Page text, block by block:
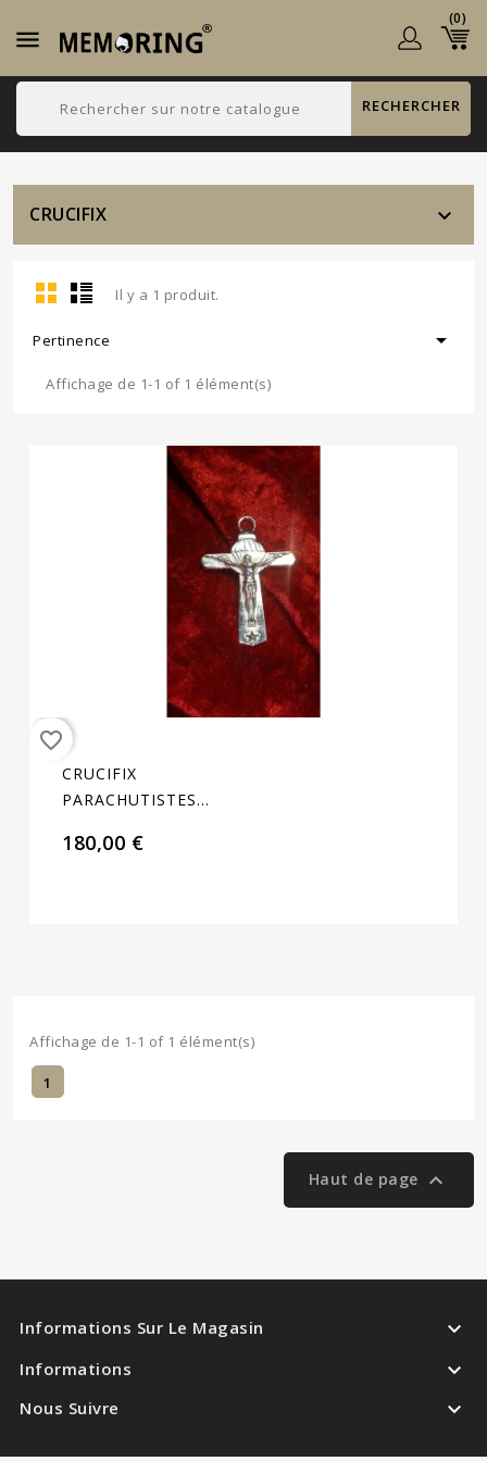

(0)
RECHERCHER
CRUCIFIX 
Il y a 1 produit.
Pertinence 
Affichage de 1-1 of 1 élément(s)
favorite_border
CRUCIFIX
PARACHUTISTES
BASE
180,00 €
Affichage de 1-1 of 1 élément(s)
1
Haut de page 
Informations Sur Le Magasin 
Informations 
Nous Suivre 